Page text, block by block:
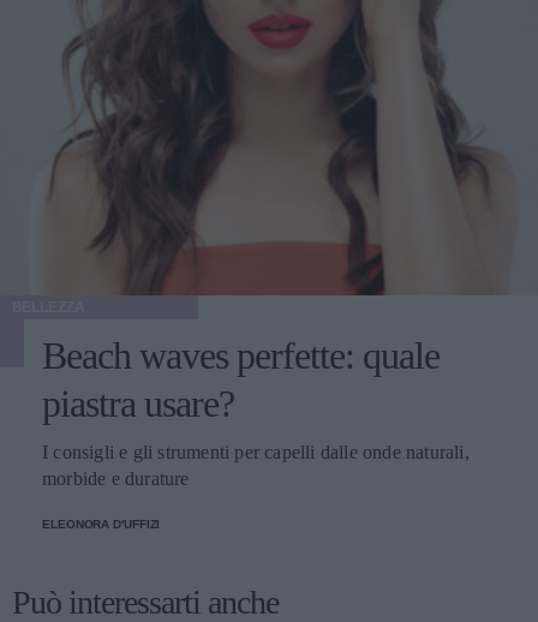
Beach waves perfette: quale
piastra usare?
I consigli e gli strumenti per capelli dalle onde naturali,
morbide e durature
ELEONORA D'UFFIZI
Può interessarti anche